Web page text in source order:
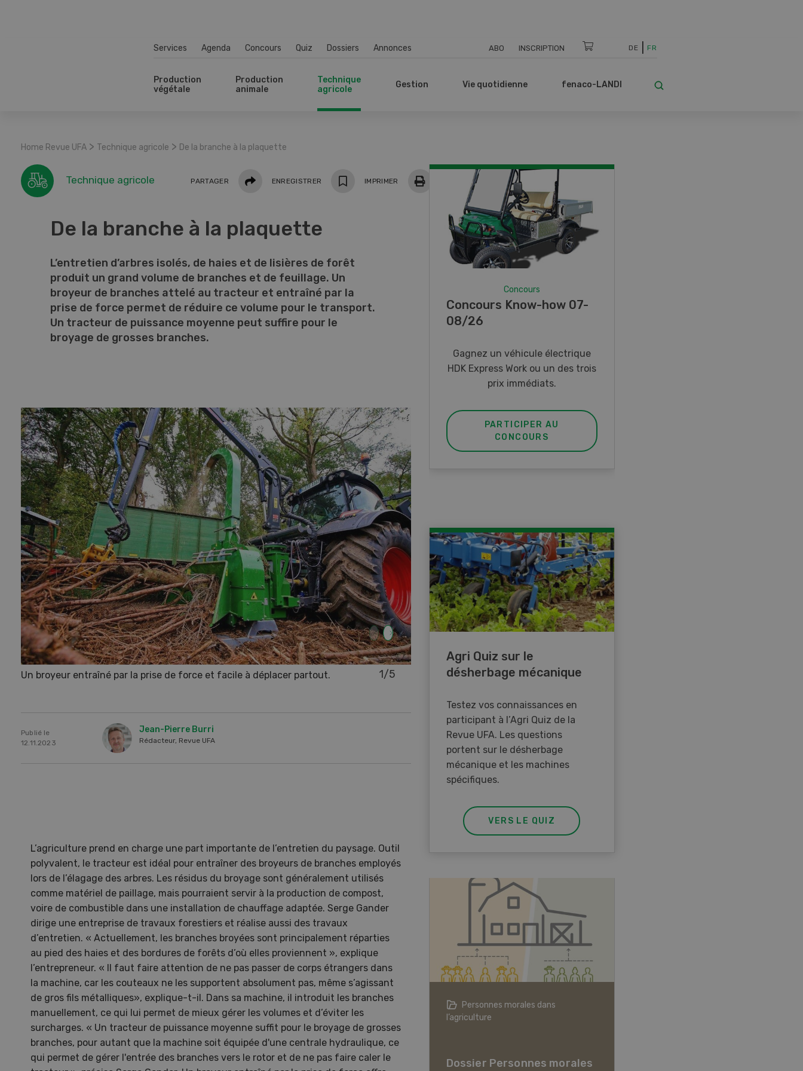
Services Agenda Concours Quiz Dossiers Annonces ABO INSCRIPTION DE FR
Production
végétale
Production
animale
Technique
agricole
Gestion Vie quotidienne fenaco-LANDI
Home Revue UFA > Technique agricole > De la branche à la plaquette
Technique agricole PARTAGER PartagerENREGISTRER IMPRIMER
De la branche à la plaquette
L’entretien d’arbres isolés, de haies et de lisières de forêt
produit un grand volume de branches et de feuillage. Un
broyeur de branches attelé au tracteur et entraîné par la
prise de force permet de réduire ce volume pour le transport.
Un tracteur de puissance moyenne peut suffire pour le
broyage de grosses branches.
Un broyeur entraîné par la prise de force et facile à déplacer partout. 1/5
Publié le
12.11.2023
Jean-Pierre Burri
Rédacteur, Revue UFA
L’agriculture prend en charge une part importante de l’entretien du paysage. Outil
polyvalent, le tracteur est idéal pour entraîner des broyeurs de branches employés
lors de l’élagage des arbres. Les résidus du broyage sont généralement utilisés
comme matériel de paillage, mais pourraient servir à la production de compost,
voire de combustible dans une installation de chauffage adaptée. Serge Gander
dirige une entreprise de travaux forestiers et réalise aussi des travaux
d’entretien. « Actuellement, les branches broyées sont principalement réparties
au pied des haies et des bordures de forêts d’où elles proviennent », explique
l’entrepreneur. « Il faut faire attention de ne pas passer de corps étrangers dans
la machine, car les couteaux ne les supportent absolument pas, même s’agissant
de gros fils métalliques», explique-t-il. Dans sa machine, il introduit les branches
manuellement, ce qui lui permet de mieux gérer les volumes et d’éviter les
surcharges. « Un tracteur de puissance moyenne suffit pour le broyage de grosses
branches, pour autant que la machine soit équipée d'une centrale hydraulique, ce
qui permet de gérer l'entrée des branches vers le rotor et de ne pas faire caler le
Concours
Concours Know-how 07-
08/26
Gagnez un véhicule électrique
HDK Express Work ou un des trois
prix immédiats.
PARTICIPER AU
CONCOURS
Agri Quiz sur le
désherbage mécanique
Testez vos connaissances en
participant à l’Agri Quiz de la
Revue UFA. Les questions
portent sur le désherbage
mécanique et les machines
spécifiques.
VERS LE QUIZ
Une ferme entre de nouvelles
mains
Une ferme entre de
L’agriculture à l’ère du changement
climatique
Dossier L’agriculture à l’ère
du changement climatique
Personnes morales dans
l’agriculture
Dossier Personnes morales